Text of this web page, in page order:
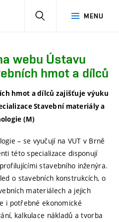
MENU
webu Ústavu
hmot a dílců
hmot a dílců zajišťuje výuku
Stavební materiály a
(M)
– se vyučují na VUT v Brně
této specializace disponují
stavebního inženýra.
o stavebních konstrukcích, o
materiálech a jejich
i potřebné ekonomické
kalkulace nákladů a tvorba